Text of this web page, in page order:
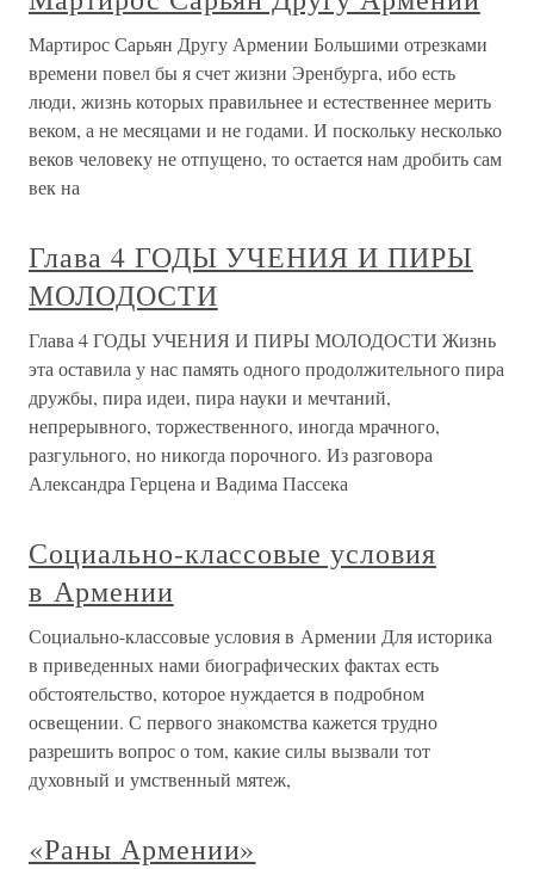
Мартирос Сарьян Другу Армении Большими отрезками
времени повел бы я счет жизни Эренбурга, ибо есть
люди, жизнь которых правильнее и естественнее мерить
веком, а не месяцами и не годами. И поскольку несколько
веков человеку не отпущено, то остается нам дробить сам
век на
Глава 4 ГОДЫ УЧЕНИЯ И ПИРЫ
МОЛОДОСТИ
Глава 4 ГОДЫ УЧЕНИЯ И ПИРЫ МОЛОДОСТИ Жизнь
эта оставила у нас память одного продолжительного пира
дружбы, пира идеи, пира науки и мечтаний,
непрерывного, торжественного, иногда мрачного,
разгульного, но никогда порочного. Из разговора
Александра Герцена и Вадима Пассека
Социально-классовые условия
в Армении
Социально-классовые условия в Армении Для историка
в приведенных нами биографических фактах есть
обстоятельство, которое нуждается в подробном
освещении. С первого знакомства кажется трудно
разрешить вопрос о том, какие силы вызвали тот
духовный и умственный мятеж,
«Раны Армении»